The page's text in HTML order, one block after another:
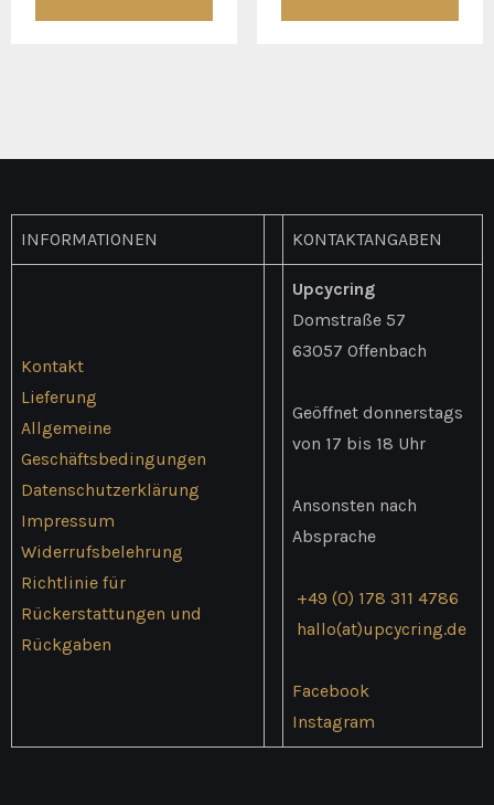
INFORMATIONEN KONTAKTANGABEN
Kontakt
Lieferung
Allgemeine
Geschäftsbedingungen
Datenschutzerklärung
Impressum
Widerrufsbelehrung
Richtlinie für
Rückerstattungen und
Rückgaben
Upcycring
Domstraße 57
63057 Offenbach
Geöffnet donnerstags
von 17 bis 18 Uhr
Ansonsten nach
Absprache
+49 (0) 178 311 4786
hallo(at)upcycring.de
Facebook
Instagram